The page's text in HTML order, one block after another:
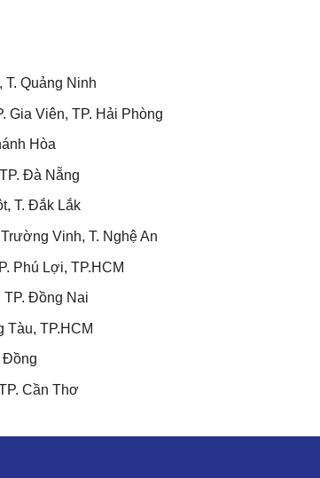
T. Quảng Ninh
Gia Viên, TP. Hải Phòng
Hòa
Đà Nẵng
T. Đắk Lắk
Vinh, T. Nghệ An
Phú Lợi, TP.HCM
TP. Đồng Nai
Tàu, TP.HCM
Đồng
Cần Thơ